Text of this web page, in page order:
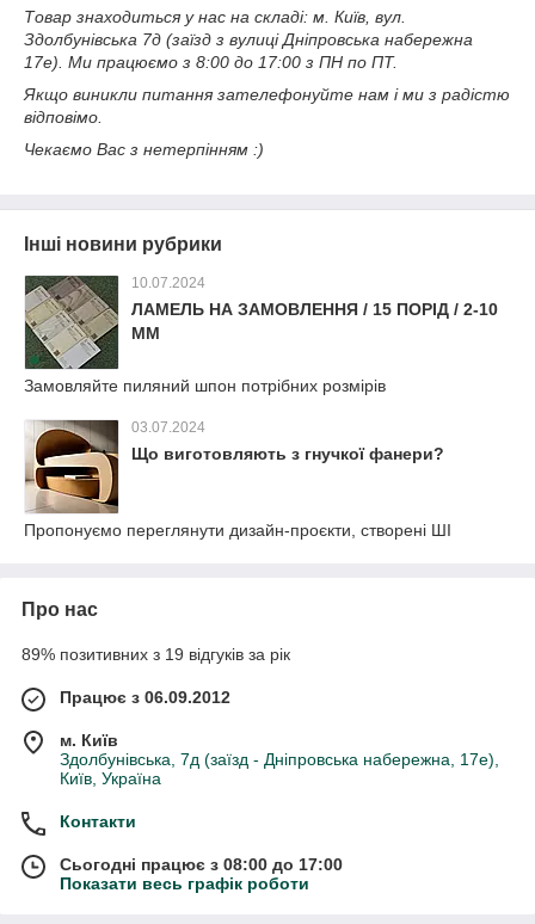
Товар знаходиться у нас на складі: м. Київ, вул.
Здолбунівська 7д (заїзд з вулиці Дніпровська набережна
17е). Ми працюємо з 8:00 до 17:00 з ПН по ПТ.
Якщо виникли питання зателефонуйте нам і ми з радістю
відповімо.
Чекаємо Вас з нетерпінням :)
Інші новини рубрики
10.07.2024
ЛАМЕЛЬ НА ЗАМОВЛЕННЯ / 15 ПОРІД / 2-10
ММ
Замовляйте пиляний шпон потрібних розмірів
03.07.2024
Що виготовляють з гнучкої фанери?
Пропонуємо переглянути дизайн-проєкти, створені ШІ
Про нас
89% позитивних з 19 відгуків за рік
Працює з 06.09.2012
м. Київ
Здолбунівська, 7д (заїзд - Дніпровська набережна, 17е),
Київ, Україна
Контакти
Сьогодні працює з 08:00 до 17:00
Показати весь графік роботи